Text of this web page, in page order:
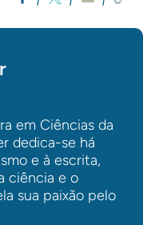
em Ciências da
dedica-se há
e à escrita,
ciência e o
sua paixão pelo